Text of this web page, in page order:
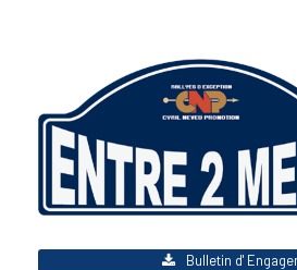
Bulletin d'